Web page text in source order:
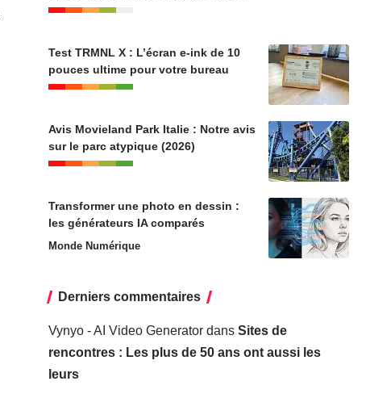
Test TRMNL X : L’écran e-ink de 10
pouces ultime pour votre bureau
Avis Movieland Park Italie : Notre avis
sur le parc atypique (2026)
Transformer une photo en dessin :
les générateurs IA comparés
Monde Numérique
Derniers commentaires
Vynyo - AI Video Generatordans Sites de
rencontres : Les plus de 50 ans ont aussi les
leurs